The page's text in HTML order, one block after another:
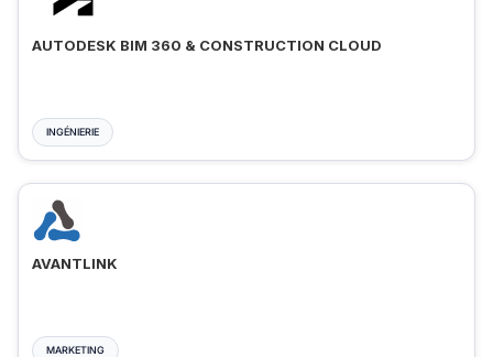
AUTODESK BIM 360 & CONSTRUCTION CLOUD
INGÉNIERIE
AVANTLINK
MARKETING